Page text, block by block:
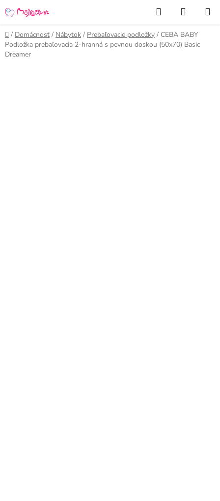
na
obsah
Hľadať
KOŠÍK
Domov
/ Domácnosť / Nábytok / Prebaľovacie podložky / CEBA BABY
Podložka prebaľovacia 2-hranná s pevnou doskou (50x70) Basic
Dreamer